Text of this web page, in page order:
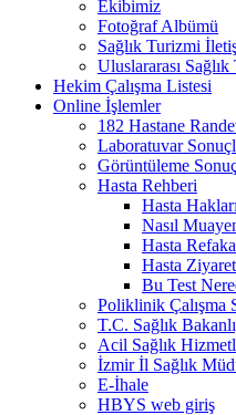
Ekibimiz
Fotoğraf Albümü
Sağlık Turizmi
Uluslararası
Hekim Çalışma Listesi
Online İşlemler
182 Hastane
Laboratuvar
Görüntüleme
Hasta Rehberi
Hasta
Nasıl
Hasta
Hasta
Bu Test
Poliklinik Çalışma
T.C. Sağlık
Acil Sağlık
İzmir İl Sağlık
E-İhale
HBYS web giriş